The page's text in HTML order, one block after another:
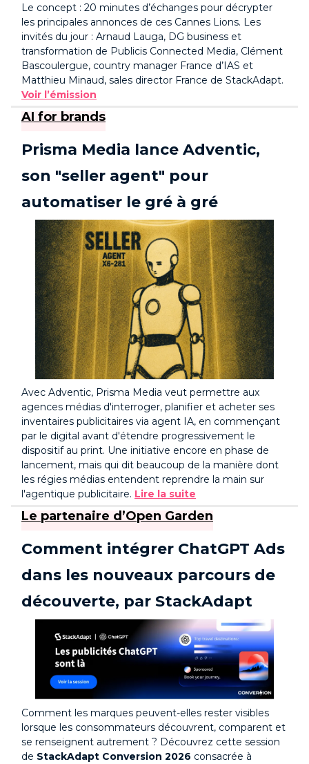
Le concept : 20 minutes d’échanges pour décrypter
les principales annonces de ces Cannes Lions. Les
invités du jour : Arnaud Lauga, DG business et
transformation de Publicis Connected Media, Clément
Bascoulergue, country manager France d’IAS et
Matthieu Minaud, sales director France de StackAdapt.
Voir l’émission
AI for brands
Prisma Media lance Adventic,
son "seller agent" pour
automatiser le gré à gré
Avec Adventic, Prisma Media veut permettre aux
agences médias d'interroger, planifier et acheter ses
inventaires publicitaires via agent IA, en commençant
par le digital avant d'étendre progressivement le
dispositif au print. Une initiative encore en phase de
lancement, mais qui dit beaucoup de la manière dont
les régies médias entendent reprendre la main sur
l'agentique publicitaire. Lire la suite
Le partenaire d’Open Garden
Comment intégrer ChatGPT Ads
dans les nouveaux parcours de
découverte, par StackAdapt
Comment les marques peuvent-elles rester visibles
lorsque les consommateurs découvrent, comparent et
se renseignent autrement ? Découvrez cette session
de StackAdapt Conversion 2026 consacrée à